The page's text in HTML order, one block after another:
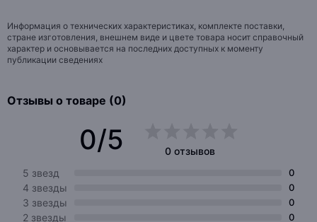
Информация о технических характеристиках, комплекте поставки,
стране изготовления, внешнем виде и цвете товара носит справочный
характер и основывается на последних доступных к моменту
публикации сведениях
Отзывы о товаре (0)
0/5
0 отзывов
5 звезд
0
4 звезды 0
3 звезды 0
2 звезды 0